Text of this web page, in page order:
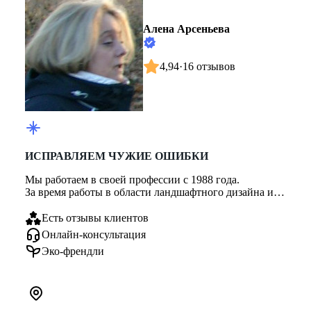
Алена Арсеньева
4,94·16 отзывов
ИСПРАВЛЯЕМ ЧУЖИЕ ОШИБКИ
Мы работаем в своей профессии с 1988 года.
За время работы в области ландшафтного дизайна и
Есть отзывы клиентов
Онлайн-консультация
Эко-френдли